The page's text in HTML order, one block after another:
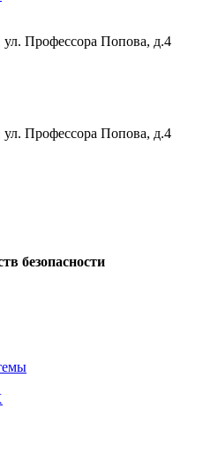
ул. Профессора Попова, д.4
ул. Профессора Попова, д.4
безопасности